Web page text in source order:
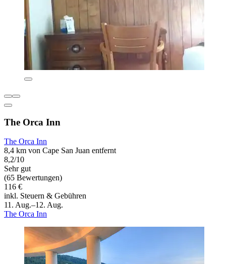
The Orca Inn
The Orca Inn
8,4 km von Cape San Juan entfernt
8,2/10
Sehr gut
(65 Bewertungen)
116 €
inkl. Steuern & Gebühren
11. Aug.–12. Aug.
The Orca Inn